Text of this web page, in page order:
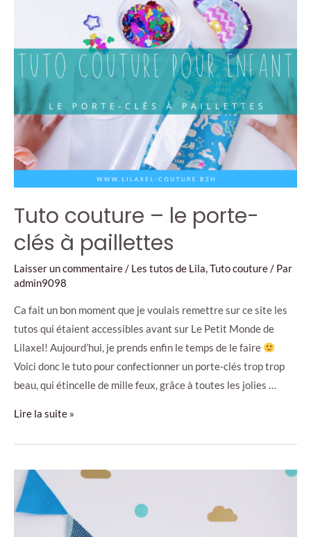
Tuto couture – le porte-
clés à paillettes
Laisser un commentaire/ Les tutos de Lila,Tuto couture/ Par
admin9098
Ca fait un bon moment que je voulais remettre sur ce site les
tutos qui étaient accessibles avant sur Le Petit Monde de
Lilaxel! Aujourd’hui, je prends enfin le temps de le faire
Voici donc le tuto pour confectionner un porte-clés trop trop
beau, qui étincelle de mille feux, grâce à toutes les jolies …
Tuto
le
porte-
clés
Lire la suite »